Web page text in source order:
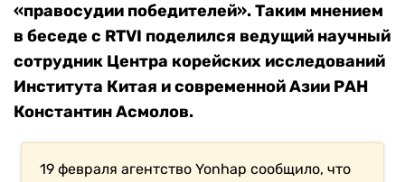
«правосудии победителей». Таким мнением
в беседе с RTVI поделился ведущий научный
сотрудник Центра корейских исследований
Института Китая и современной Азии РАН
Константин Асмолов.
19 февраля агентство Yonhap сообщило, что